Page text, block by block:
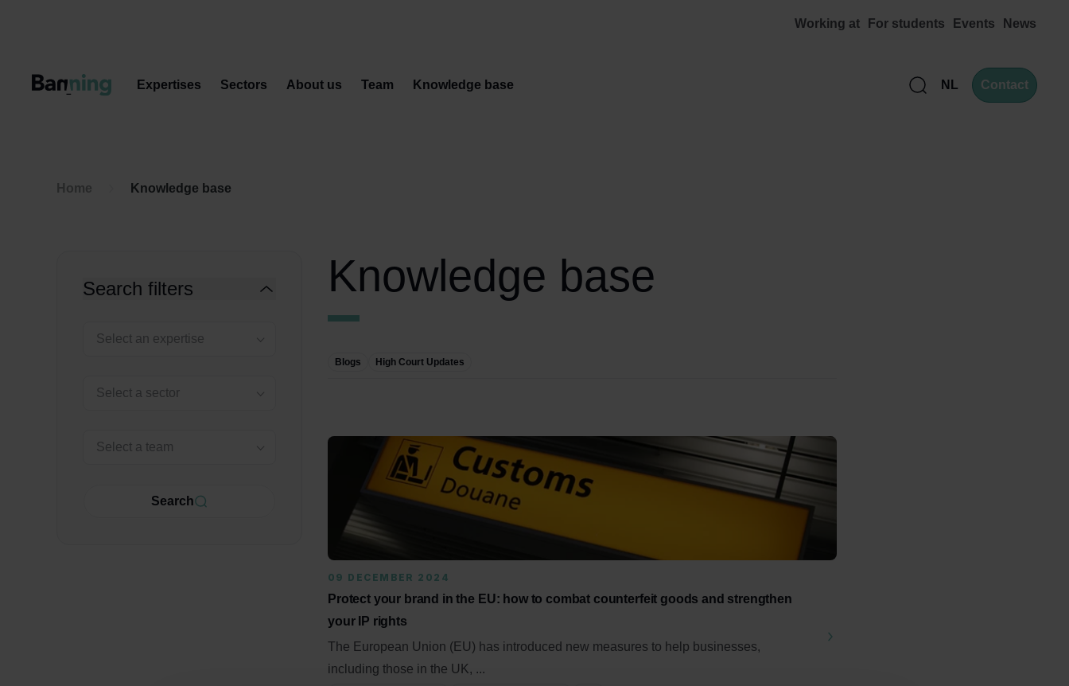
Working at For students Events News
ZoekNL Contact
Expertises Sectors About us Team Knowledge base
Home Knowledge base
Knowledge base
Blogs High Court Updates
Search filters
Select an expertise
Select a sector
Select a team
Search
09 DECEMBER 2024
Protect your brand in the EU: how to combat counterfeit goods and strengthen
your IP rights
The European Union (EU) has introduced new measures to help businesses,
including those in the UK, ...